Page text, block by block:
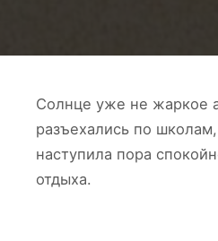
Солнце уже не жаркое
разъехались по
наступила пора
отдыха.